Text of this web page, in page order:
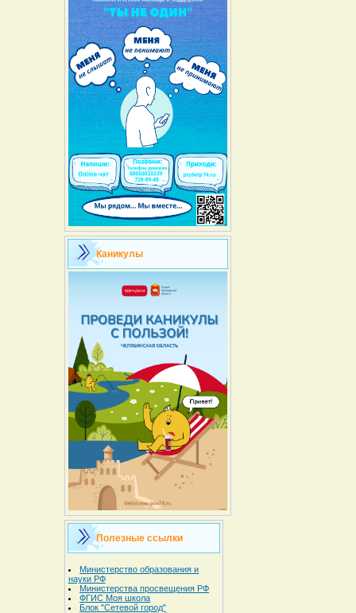
Каникулы
Полезные ссылки
Министерство образования и
науки РФ
Министерства просвещения РФ
ФГИС Моя школа
Блок "Сетевой город"